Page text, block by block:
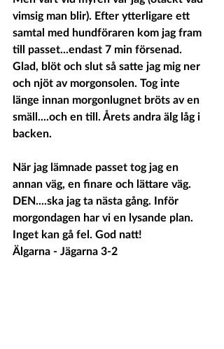
vimsig man blir). Efter ytterligare ett
samtal med hundföraren kom jag fram
till passet...endast 7 min försenad.
Glad, blöt och slut så satte jag mig ner
och njöt av morgonsolen. Tog inte
länge innan morgonlugnet bröts av en
smäll....och en till. Årets andra älg låg i
backen.
När jag lämnade passet tog jag en
annan väg, en finare och lättare väg.
DEN....ska jag ta nästa gång. Inför
morgondagen har vi en lysande plan.
Inget kan gå fel. God natt!
Älgarna - Jägarna 3-2